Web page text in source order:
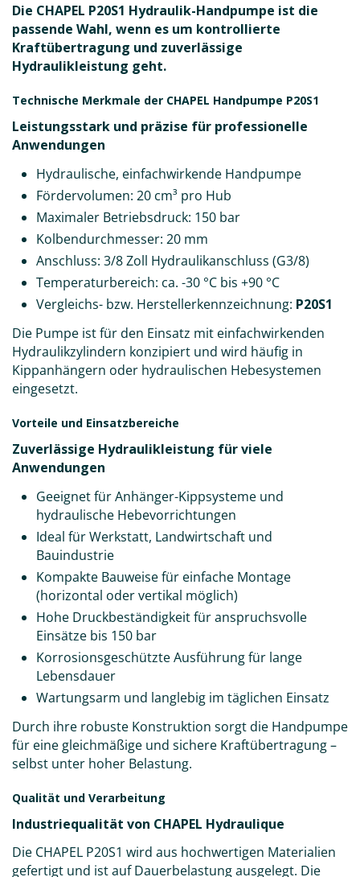
Die CHAPEL P20S1 Hydraulik-Handpumpe ist die
passende Wahl, wenn es um kontrollierte
Kraftübertragung und zuverlässige
Hydraulikleistung geht.
Technische Merkmale der CHAPEL Handpumpe P20S1
Leistungsstark und präzise für professionelle
Anwendungen
Hydraulische, einfachwirkende Handpumpe
Fördervolumen: 20 cm³ pro Hub
Maximaler Betriebsdruck: 150 bar
Kolbendurchmesser: 20 mm
Anschluss: 3/8 Zoll Hydraulikanschluss (G3/8)
Temperaturbereich: ca. -30 °C bis +90 °C
Vergleichs- bzw. Herstellerkennzeichnung: P20S1
Die Pumpe ist für den Einsatz mit einfachwirkenden
Hydraulikzylindern konzipiert und wird häufig in
Kippanhängern oder hydraulischen Hebesystemen
eingesetzt.
Vorteile und Einsatzbereiche
Zuverlässige Hydraulikleistung für viele
Anwendungen
Geeignet für Anhänger-Kippsysteme und
hydraulische Hebevorrichtungen
Ideal für Werkstatt, Landwirtschaft und
Bauindustrie
Kompakte Bauweise für einfache Montage
(horizontal oder vertikal möglich)
Hohe Druckbeständigkeit für anspruchsvolle
Einsätze bis 150 bar
Korrosionsgeschützte Ausführung für lange
Lebensdauer
Wartungsarm und langlebig im täglichen Einsatz
Durch ihre robuste Konstruktion sorgt die Handpumpe
für eine gleichmäßige und sichere Kraftübertragung –
selbst unter hoher Belastung.
Qualität und Verarbeitung
Industriequalität von CHAPEL Hydraulique
Die CHAPEL P20S1 wird aus hochwertigen Materialien
gefertigt und ist auf Dauerbelastung ausgelegt. Die